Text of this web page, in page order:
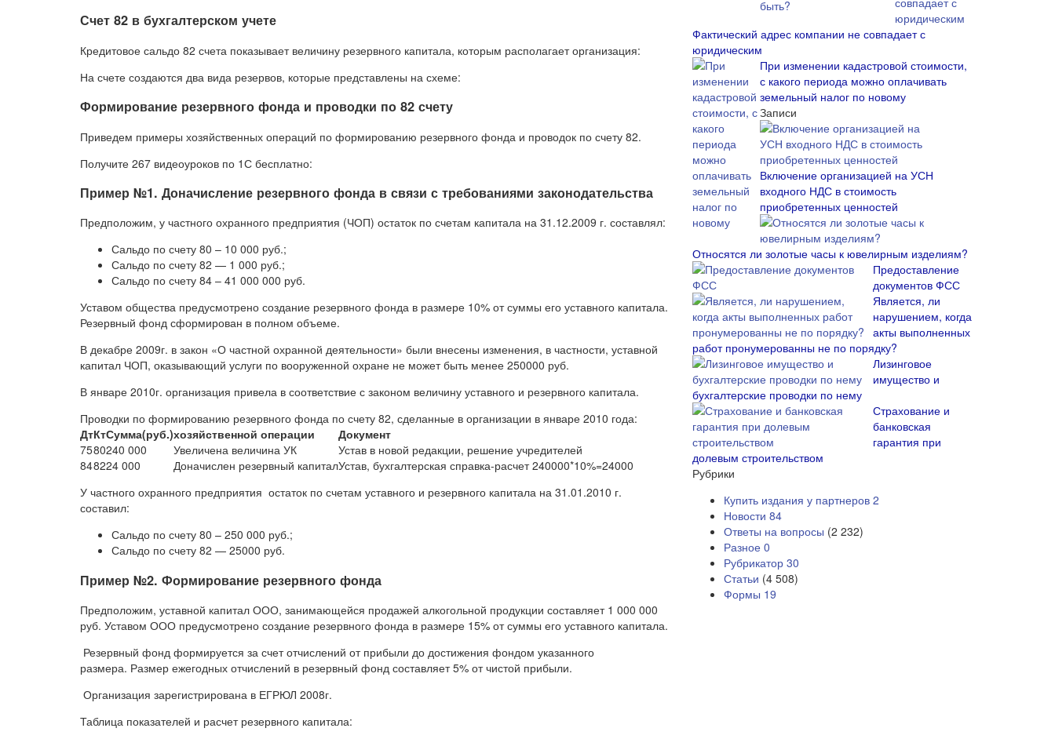
Счет 82 в бухгалтерском учете
Кредитовое сальдо 82 счета показывает величину резервного капитала, которым располагает организация:
На счете создаются два вида резервов, которые представлены на схеме:
Формирование резервного фонда и проводки по 82 счету
Приведем примеры хозяйственных операций по формированию резервного фонда и проводок по счету 82.
Получите 267 видеоуроков по 1С бесплатно:
Пример №1. Доначисление резервного фонда в связи с требованиями законодательства
Предположим, у частного охранного предприятия (ЧОП) остаток по счетам капитала на 31.12.2009 г. составлял:
Сальдо по счету 80 – 10 000 руб.;
Сальдо по счету 82 — 1 000 руб.;
Сальдо по счету 84 – 41 000 000 руб.
Уставом общества предусмотрено создание резервного фонда в размере 10% от суммы его уставного капитала.
Резервный фонд сформирован в полном объеме.
В декабре 2009г. в закон «О частной охранной деятельности» были внесены изменения, в частности, уставной
капитал ЧОП, оказывающий услуги по вооруженной охране не может быть менее 250000 руб.
В январе 2010г. организация привела в соответствие с законом величину уставного и резервного капитала.
Проводки по формированию резервного фонда по счету 82, сделанные в организации в январе 2010 года:
ДтКтСумма(руб.)хозяйственной операции
Документ
7580240 000 Увеличена величина УК
Устав в новой редакции, решение учредителей
848224 000 Доначислен резервный капиталУстав, бухгалтерская справка-расчет 240000*10%=24000
У частного охранного предприятия остаток по счетам уставного и резервного капитала на 31.01.2010 г.
составил:
Сальдо по счету 80 – 250 000 руб.;
Сальдо по счету 82 — 25000 руб.
Пример №2. Формирование резервного фонда
Предположим, уставной капитал ООО, занимающейся продажей алкогольной продукции составляет 1 000 000
руб. Уставом ООО предусмотрено создание резервного фонда в размере 15% от суммы его уставного капитала.
Резервный фонд формируется за счет отчислений от прибыли до достижения фондом указанного
размера. Размер ежегодных отчислений в резервный фонд составляет 5% от чистой прибыли.
Организация зарегистрирована в ЕГРЮЛ 2008г.
Таблица показателей и расчет резервного капитала:
Фактический адрес компании не совпадает с
юридическим
При изменении кадастровой стоимости,
с какого периода можно оплачивать
земельный налог по новому
Записи
Включение организацией на УСН
входного НДС в стоимость
приобретенных ценностей
Относятся ли золотые часы к ювелирным изделиям?
Предоставление
документов ФСС
Является, ли
нарушением, когда
акты выполненных
работ пронумерованны не по порядку?
Лизинговое
имущество и
бухгалтерские проводки по нему
Страхование и
банковская
гарантия при
долевым строительством
Рубрики
Купить издания у партнеров 2
Новости 84
Ответы на вопросы (2 232)
Разное 0
Рубрикатор 30
Статьи (4 508)
Формы 19